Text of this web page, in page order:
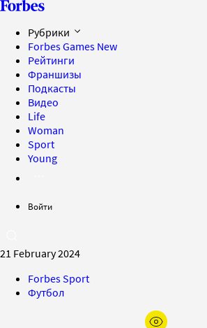
Рубрики
Forbes Games New
Рейтинги
Франшизы
Подкасты
Видео
Life
Woman
Sport
Young
Войти
21 February 2024
Forbes Sport
Футбол